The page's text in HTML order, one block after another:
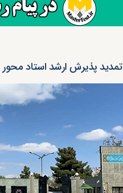
تمدید پذیرش ارشد استاد محور